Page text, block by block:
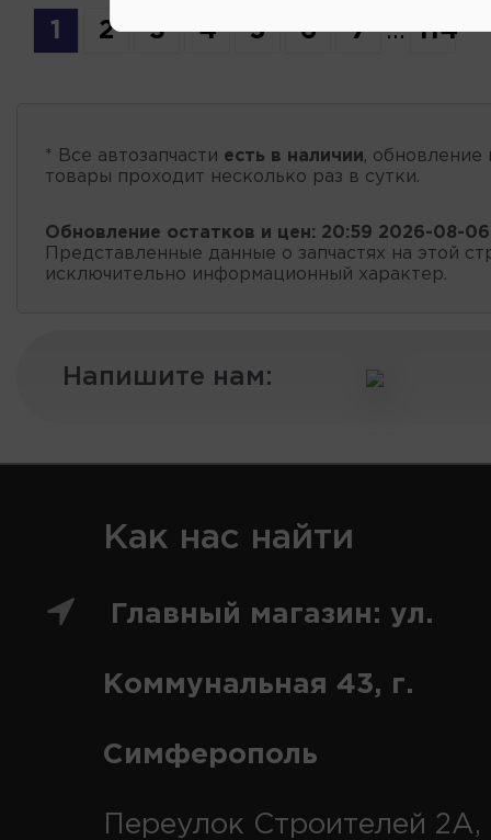
1 2 3 4 5 6 7 ... 114
* Все автозапчасти есть в наличии, обновление
товары проходит несколько раз в сутки.
Обновление остатков и цен: 20:59 2026-08-06
Представленные данные о запчастях на этой
исключительно информационный характер.
Напишите нам:
Как нас найти
Главный магазин: ул.
Коммунальная 43, г.
Симферополь
Переулок Строителей 2А,